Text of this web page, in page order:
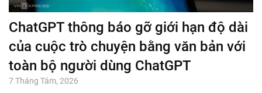
ChatGPT thông báo gỡ giới hạn độ dài
của cuộc trò chuyện bằng văn bản với
toàn bộ người dùng ChatGPT
7 Tháng Tám, 2026